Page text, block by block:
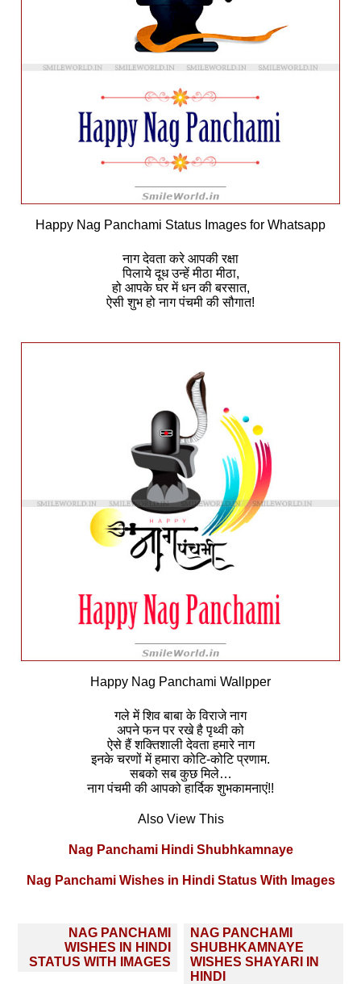
Happy Nag Panchami Status Images for Whatsapp
नाग देवता करे आपकी रक्षा
पिलाये दूध उन्हें मीठा मीठा,
हो आपके घर में धन की बरसात,
ऐसी शुभ हो नाग पंचमी की सौगात!
Happy Nag Panchami Wallpper
गले में शिव बाबा के विराजे नाग
अपने फन पर रखे है पृथ्वी को
ऐसे हैं शक्तिशाली देवता हमारे नाग
इनके चरणों में हमारा कोटि-कोटि प्रणाम.
सबको सब कुछ मिले…
नाग पंचमी की आपको हार्दिक शुभकामनाएं!!
Also View This
Nag Panchami Hindi Shubhkamnaye
Nag Panchami Wishes in Hindi Status With Images
navigation
NAG PANCHAMI
WISHES IN HINDI
STATUS WITH IMAGES
NAG PANCHAMI
SHUBHKAMNAYE
WISHES SHAYARI IN
HINDI